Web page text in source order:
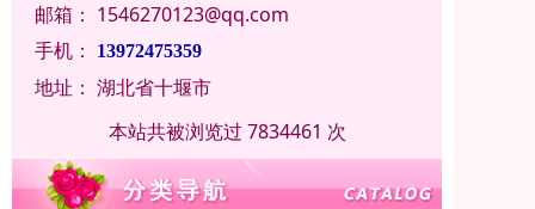
邮箱： 1546270123@qq.com
手机：
13972475359
地址： 湖北省十堰市
本站共被浏览过 7834461 次